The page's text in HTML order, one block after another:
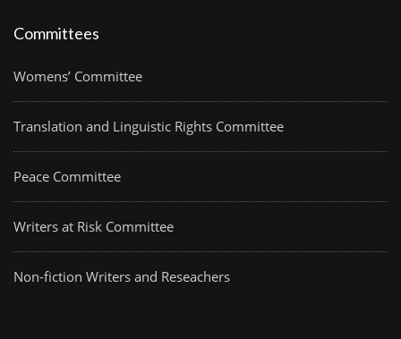
Committees
Womens’ Committee
Translation and Linguistic Rights Committee
Peace Committee
Writers at Risk Committee
Non-fiction Writers and Reseachers